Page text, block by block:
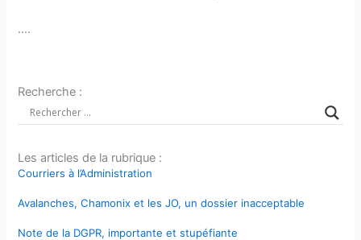
….
Recherche :
Les articles de la rubrique :
Courriers à l’Administration
Avalanches, Chamonix et les JO, un dossier inacceptable
Note de la DGPR, importante et stupéfiante